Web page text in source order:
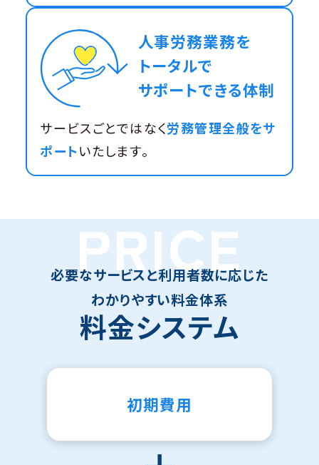
人事労務業務を
トータルで
サポートできる体制
サービスごとではなく労務管理全般をサ
ポートいたします。
PRICE
必要なサービスと利用者数に応じた
わかりやすい料金体系
料金システム
初期費用